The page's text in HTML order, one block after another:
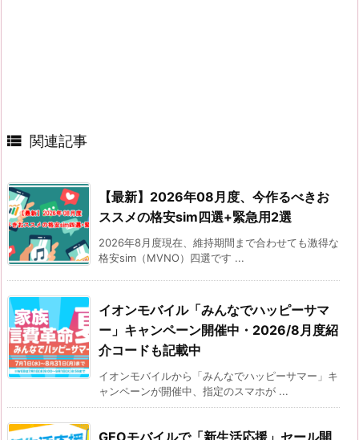
 関連記事
【最新】2026年08月度、今作るべきお
ススメの格安sim四選+緊急用2選
2026年8月度現在、維持期間まで合わせても激得な
格安sim（MVNO）四選です ...
イオンモバイル「みんなでハッピーサマ
ー」キャンペーン開催中・2026/8月度紹
介コードも記載中
イオンモバイルから「みんなでハッピーサマー」キ
ャンペーンが開催中、指定のスマホが ...